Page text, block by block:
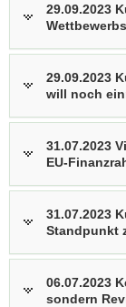
29.09.2023
29.09.2023
will noch
31.07.2023
EU-
31.07.2023
Standpunkt
06.07.2023
sondern